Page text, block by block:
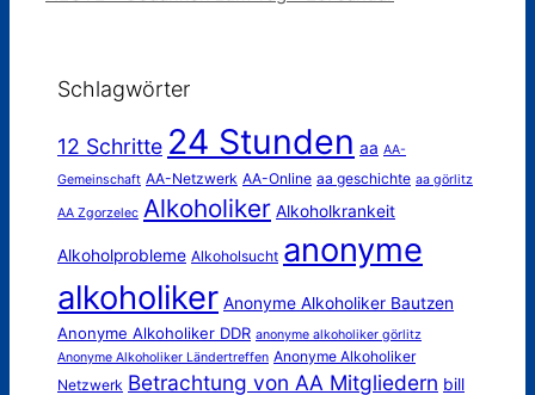
Schlagwörter
12 Schritte 24 Stunden aa AA-
Gemeinschaft AA-Netzwerk AA-Online aa geschichte aa görlitz
AA Zgorzelec Alkoholiker Alkoholkrankeit
Alkoholprobleme Alkoholsucht anonyme
alkoholiker Anonyme Alkoholiker Bautzen
Anonyme Alkoholiker DDR anonyme alkoholiker görlitz
Anonyme Alkoholiker Ländertreffen Anonyme Alkoholiker
Netzwerk Betrachtung von AA Mitgliedern bill